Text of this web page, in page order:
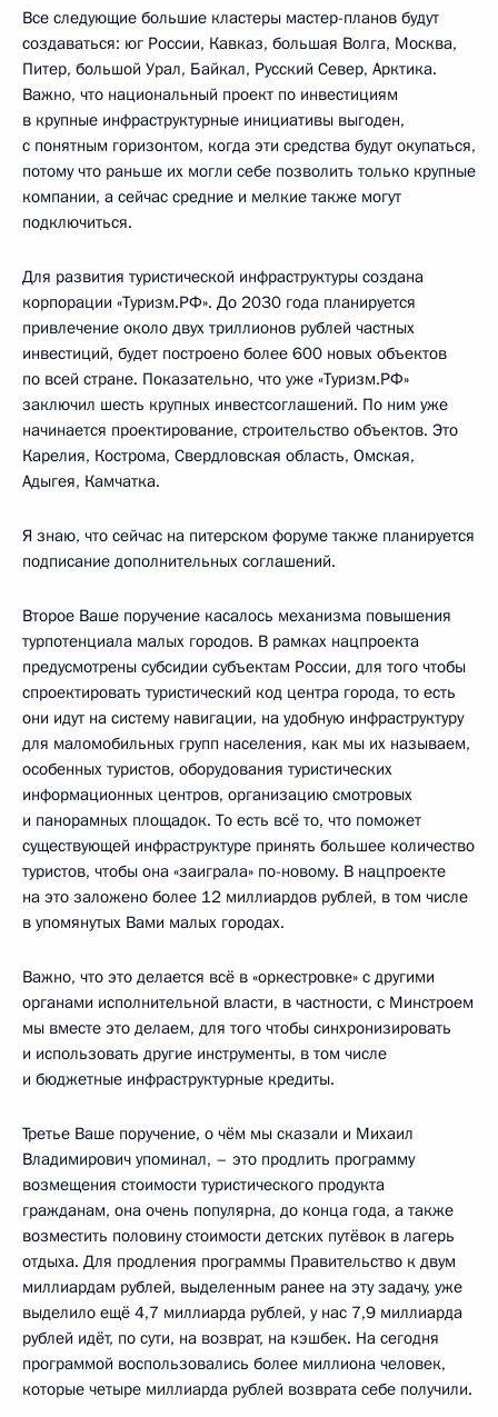
Все следующие большие кластеры мастер-планов будут
создаваться: юг России, Кавказ, большая Волга, Москва,
Питер, большой Урал, Байкал, Русский Север, Арктика.
Важно, что национальный проект по инвестициям
в крупные инфраструктурные инициативы выгоден,
с понятным горизонтом, когда эти средства будут окупаться,
потому что раньше их могли себе позволить только крупные
компании, а сейчас средние и мелкие также могут
подключиться.
Для развития туристической инфраструктуры создана
корпорации «Туризм.РФ». До 2030 года планируется
привлечение около двух триллионов рублей частных
инвестиций, будет построено более 600 новых объектов
по всей стране. Показательно, что уже «Туризм.РФ»
заключил шесть крупных инвестсоглашений. По ним уже
начинается проектирование, строительство объектов. Это
Карелия, Кострома, Свердловская область, Омская,
Адыгея, Камчатка.
Я знаю, что сейчас на питерском форуме также планируется
подписание дополнительных соглашений.
Второе Ваше поручение касалось механизма повышения
турпотенциала малых городов. В рамках нацпроекта
предусмотрены субсидии субъектам России, для того чтобы
спроектировать туристический код центра города, то есть
они идут на систему навигации, на удобную инфраструктуру
для маломобильных групп населения, как мы их называем,
особенных туристов, оборудования туристических
информационных центров, организацию смотровых
и панорамных площадок. То есть всё то, что поможет
существующей инфраструктуре принять большее количество
туристов, чтобы она «заиграла» по-новому. В нацпроекте
на это заложено более 12 миллиардов рублей, в том числе
в упомянутых Вами малых городах.
Важно, что это делается всё в «оркестровке» с другими
органами исполнительной власти, в частности, с Минстроем
мы вместе это делаем, для того чтобы синхронизировать
и использовать другие инструменты, в том числе
и бюджетные инфраструктурные кредиты.
Третье Ваше поручение, о чём мы сказали и Михаил
Владимирович упоминал, – это продлить программу
возмещения стоимости туристического продукта
гражданам, она очень популярна, до конца года, а также
возместить половину стоимости детских путёвок в лагерь
отдыха. Для продления программы Правительство к двум
миллиардам рублей, выделенным ранее на эту задачу, уже
выделило ещё 4,7 миллиарда рублей, у нас 7,9 миллиарда
рублей идёт, по сути, на возврат, на кэшбек. На сегодня
программой воспользовались более миллиона человек,
которые четыре миллиарда рублей возврата себе получили.